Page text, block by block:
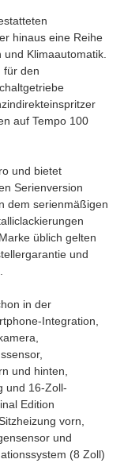
hinaus eine Reihe
Klimaautomatik.
für den
auf Tempo 100
und bietet
Serienversion
dem serienmäßigen
üblich gelten
und
in der
Integration,
und hinten,
und 16-Zoll-
Edition
vorn,
und
(8 Zoll)